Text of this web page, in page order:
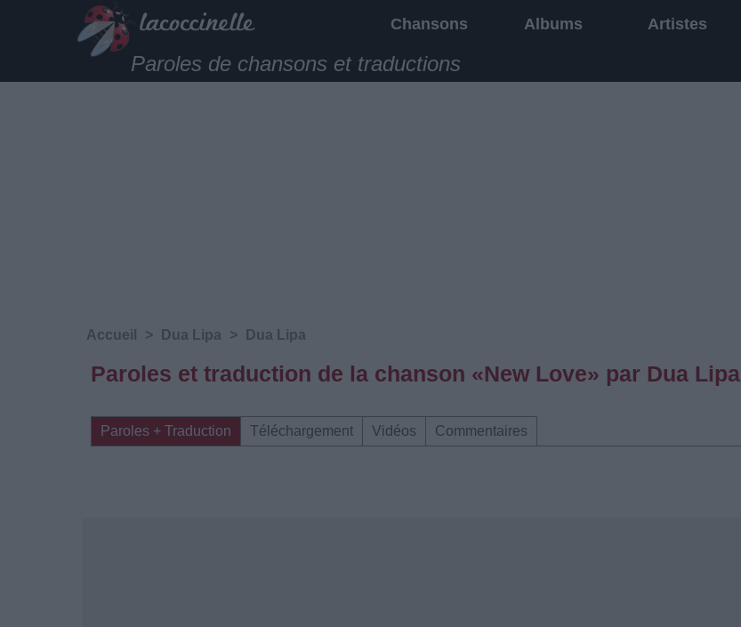
Chansons Albums Artistes
Paroles de chansons et traductions
Accueil > Dua Lipa > Dua Lipa
Paroles et traduction de la chanson «New Love» par Dua Lipa
Paroles + Traduction Téléchargement Vidéos Commentaires